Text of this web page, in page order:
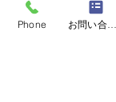
营业时间 10：
營業時間 10：
Phone お問い合わせフォーム